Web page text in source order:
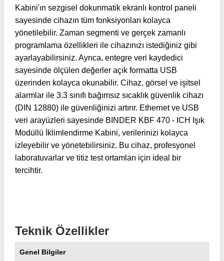
Kabini'ın sezgisel dokunmatik ekranlı kontrol paneli
sayesinde cihazın tüm fonksiyonları kolayca
yönetilebilir. Zaman segmenti ve gerçek zamanlı
programlama özellikleri ile cihazınızı istediğiniz gibi
ayarlayabilirsiniz. Ayrıca, entegre veri kaydedici
sayesinde ölçülen değerler açık formatta USB
üzerinden kolayca okunabilir. Cihaz, görsel ve işitsel
alarmlar ile 3.3 sınıfı bağımsız sıcaklık güvenlik cihazı
(DIN 12880) ile güvenliğinizi artırır. Ethernet ve USB
veri arayüzleri sayesinde BINDER KBF 470 - ICH Işık
Modüllü İklimlendirme Kabini, verilerinizi kolayca
izleyebilir ve yönetebilirsiniz. Bu cihaz, profesyonel
laboratuvarlar ve titiz test ortamları için ideal bir
tercihtir.
Teknik Özellikler
Genel Bilgiler